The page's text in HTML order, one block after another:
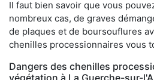
Il faut bien savoir que vous
nombreux cas, de graves
de plaques et de boursouflures
chenilles processionnaires vous
Dangers des chenilles
végétation à La Guerche-sur-